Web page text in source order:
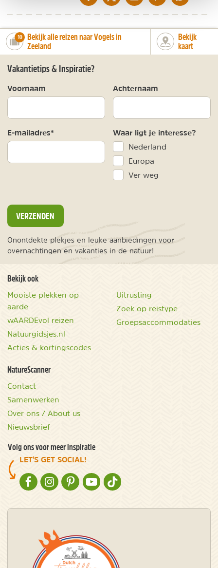
number_of_trips:
10
Bekijk alle reizen naar Vogels in
Zeeland
Bekijk
kaart
Vakantietips & Inspiratie?
Voornaam Achternaam
E-mailadres* Waar ligt je interesse?
Nederland
Europa
Ver weg
VERZENDEN
Onontdekte plekjes en leuke aanbiedingen voor
overnachtingen en vakanties in de natuur!
Bekijk ook
Mooiste plekken op
aarde
wAARDEvol reizen
Natuurgidsjes.nl
Acties & kortingscodes
Uitrusting
Zoek op reistype
Groepsaccommodaties
NatureScanner
Contact
Samenwerken
Over ons / About us
Nieuwsbrief
Volg ons voor meer inspiratie
LET'S GET SOCIAL!
NATURESCANNER OP FACEBOOK
NATURESCANNER OP INSTAGRAM
NATURESCANNER OP PINTEREST
NATURESCANNER OP YOUTUBE
NATURESCANNER OP TIKTOK